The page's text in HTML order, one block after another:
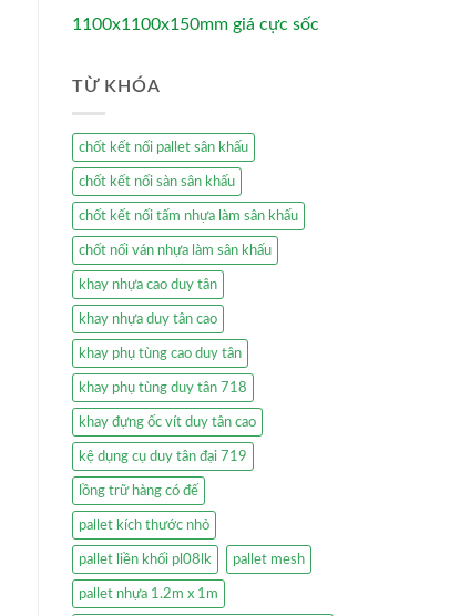
1100x1100x150mm giá cực sốc
TỪ KHÓA
chốt kết nối pallet sân khấu
chốt kết nối sàn sân khấu
chốt kết nối tấm nhựa làm sân khấu
chốt nối ván nhựa làm sân khấu
khay nhựa cao duy tân
khay nhựa duy tân cao
khay phụ tùng cao duy tân
khay phụ tùng duy tân 718
khay đựng ốc vít duy tân cao
kệ dụng cụ duy tân đại 719
lồng trữ hàng có đế
pallet kích thước nhỏ
pallet liền khối pl08lk pallet mesh
pallet nhựa 1.2m x 1m